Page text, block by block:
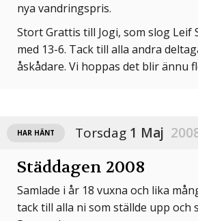
nya vandringspris.
Stort Grattis till Jogi, som slog Leif
med 13-6. Tack till alla andra
åskådare. Vi hoppas det blir ännu
HAR HÄNT Torsdag 1 Maj
Städdagen 2008
Samlade i år 18 vuxna och lika
tack till alla ni som ställde upp och